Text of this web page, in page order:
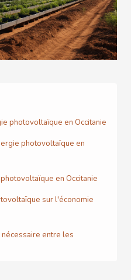
photovoltaïque en Occitanie
photovoltaïque en
en Occitanie
sur l'économie
entre les